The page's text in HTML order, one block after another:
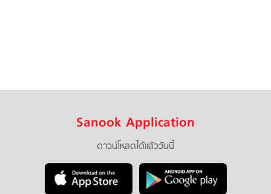
Sanook Application
ดาวน์โหลดได้แล้ววันนี้